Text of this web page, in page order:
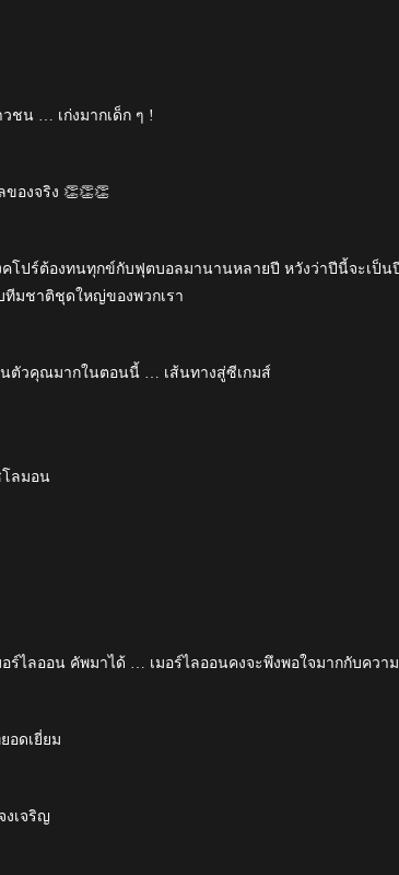
ชน … เก่งมากเด็ก ๆ !
องจริง 👏👏👏
ปร์ต้องทนทุกข์กับฟุตบอลมานานหลายปี หวังว่าปีนี้จะเป็น
ทีมชาติชุดใหญ่ของพวกเรา
ตัวคุณมากในตอนนี้ … เส้นทางสู่ซีเกมส์
โลมอน
ไลออน คัพมาได้ … เมอร์ไลออนคงจะพึงพอใจมากกับควา
อดเยี่ยม
งเจริญ